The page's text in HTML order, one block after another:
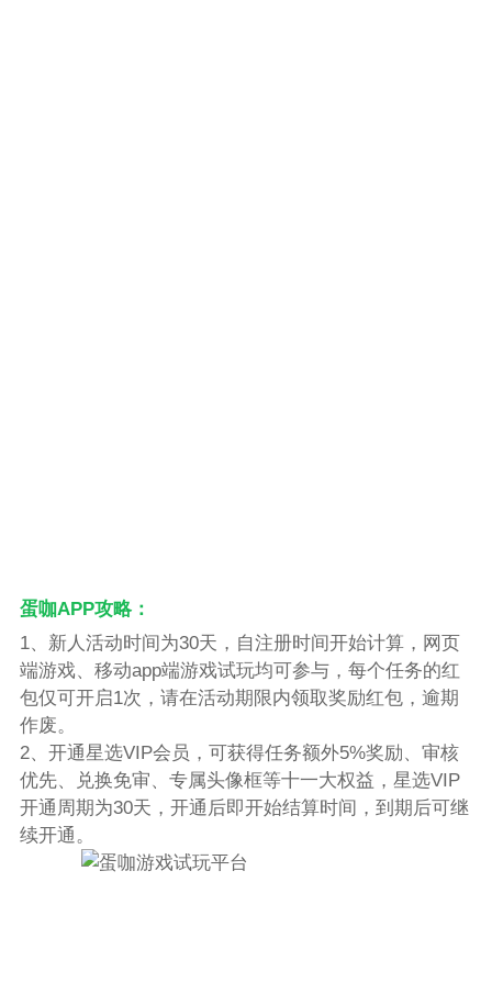
蛋咖APP攻略：
1、新人活动时间为30天，自注册时间开始计算，网页
端游戏、移动app端游戏试玩均可参与，每个任务的红
包仅可开启1次，请在活动期限内领取奖励红包，逾期
作废。
2、开通星选VIP会员，可获得任务额外5%奖励、审核
优先、兑换免审、专属头像框等十一大权益，星选VIP
开通周期为30天，开通后即开始结算时间，到期后可继
续开通。